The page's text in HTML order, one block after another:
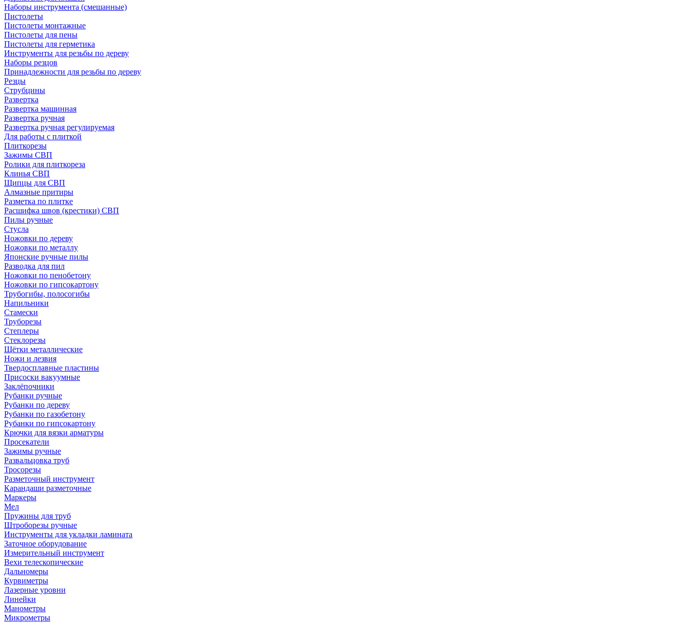
Наборы инструмента (смешанные)
Пистолеты
Пистолеты монтажные
Пистолеты для пены
Пистолеты для герметика
Инструменты для резьбы по дереву
Наборы резцов
Принадлежности для резьбы по дереву
Резцы
Струбцины
Развертка
Развертка машинная
Развертка ручная
Развертка ручная регулируемая
Для работы с плиткой
Плиткорезы
Зажимы СВП
Ролики для плиткореза
Клинья СВП
Щипцы для СВП
Алмазные притиры
Разметка по плитке
Расшифка швов (крестики) СВП
Пилы ручные
Стусла
Ножовки по дереву
Ножовки по металлу
Японские ручные пилы
Разводка для пил
Ножовки по пенобетону
Ножовки по гипсокартону
Трубогибы, полосогибы
Напильники
Стамески
Труборезы
Степлеры
Стеклорезы
Щётки металлические
Ножи и лезвия
Твердосплавные пластины
Присоски вакуумные
Заклёпочники
Рубанки ручные
Рубанки по дереву
Рубанки по газобетону
Рубанки по гипсокартону
Крючки для вязки арматуры
Просекатели
Зажимы ручные
Развальцовка труб
Тросорезы
Разметочный инструмент
Карандаши разметочные
Маркеры
Мел
Пружины для труб
Штроборезы ручные
Инструменты для укладки ламината
Заточное оборудование
Измерительный инструмент
Вехи телескопические
Дальномеры
Курвиметры
Лазерные уровни
Линейки
Манометры
Микрометры